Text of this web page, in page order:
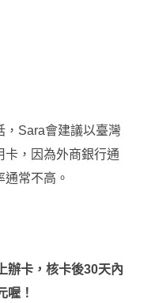
，Sara會建議以臺灣
卡，因為外商銀行通
常不高。
辦卡， 核卡後30天內
喔！